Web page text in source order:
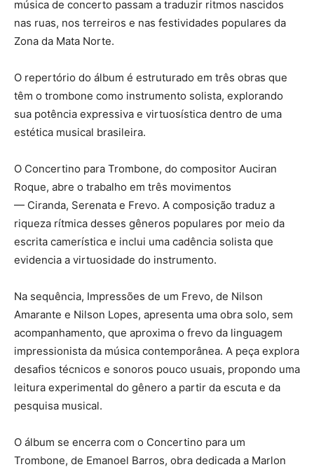
música de concerto passam a traduzir ritmos nascidos
nas ruas, nos terreiros e nas festividades populares da
Zona da Mata Norte.
O repertório do álbum é estruturado em três obras que
têm o trombone como instrumento solista, explorando
sua potência expressiva e virtuosística dentro de uma
estética musical brasileira.
O Concertino para Trombone, do compositor Auciran
Roque, abre o trabalho em três movimentos
— Ciranda, Serenata e Frevo. A composição traduz a
riqueza rítmica desses gêneros populares por meio da
escrita camerística e inclui uma cadência solista que
evidencia a virtuosidade do instrumento.
Na sequência, Impressões de um Frevo, de Nilson
Amarante e Nilson Lopes, apresenta uma obra solo, sem
acompanhamento, que aproxima o frevo da linguagem
impressionista da música contemporânea. A peça explora
desafios técnicos e sonoros pouco usuais, propondo uma
leitura experimental do gênero a partir da escuta e da
pesquisa musical.
O álbum se encerra com o Concertino para um
Trombone, de Emanoel Barros, obra dedicada a Marlon